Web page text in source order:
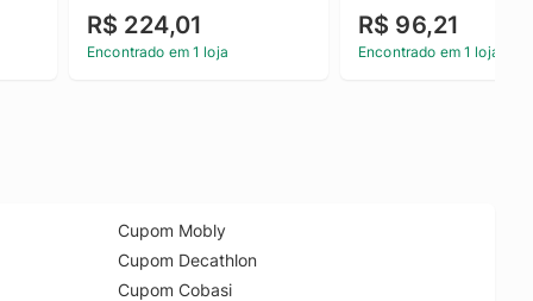
R$ 224,01
Encontrado em 1 loja
R$ 96,21
Encontrado em 1 loja
Cupom Mobly
Cupom Decathlon
Cupom Cobasi